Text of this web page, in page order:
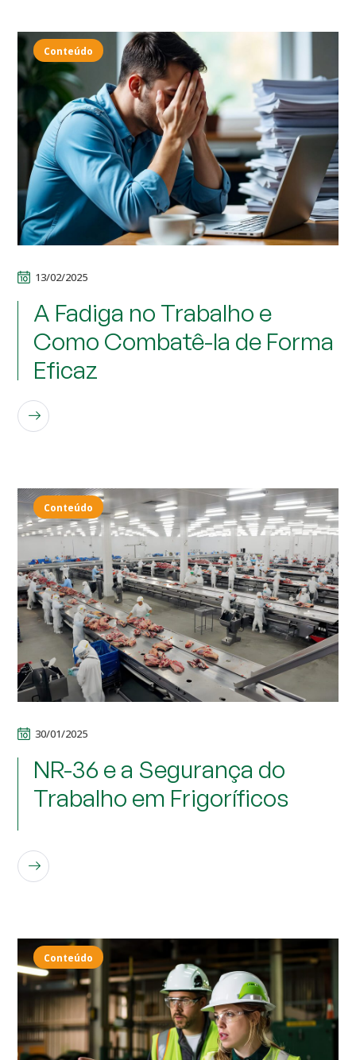
Conteúdo
13/02/2025
A Fadiga no Trabalho e
Como Combatê-la de Forma
Eficaz
Conteúdo
30/01/2025
NR-36 e a Segurança do
Trabalho em Frigoríficos
Conteúdo